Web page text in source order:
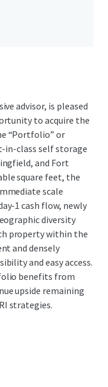
advisor, is pleased
to acquire the
“Portfolio” or
in-class self storage
and Fort
square feet, the
scale
1 cash flow, newly
diversity
property within the
and densely
and easy access.
benefits from
upside remaining
strategies.